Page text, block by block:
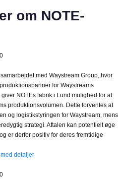
om NOTE-
med Waystream Group, hvor
for Waystreams
NOTEs fabrik i Lund mulighed for at
produktionsvolumen. Dette forventes at
og logistikstyringen for Waystream, mens
strategi. Aftalen kan potentielt øge
er derfor positiv for deres fremtidige
detaljer